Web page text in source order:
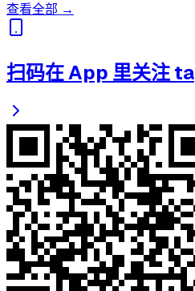
查看全部 →
扫码在 App 里关注 ta